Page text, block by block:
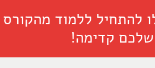
ובעוד 5 דקות תוכלו להתחיל ללמוד
שלכם קדימה!